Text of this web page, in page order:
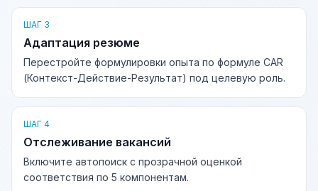
ШАГ 3
Адаптация резюме
Перестройте формулировки опыта по формуле CAR
(Контекст-Действие-Результат) под целевую роль.
ШАГ 4
Отслеживание вакансий
Включите автопоиск с прозрачной оценкой
соответствия по 5 компонентам.